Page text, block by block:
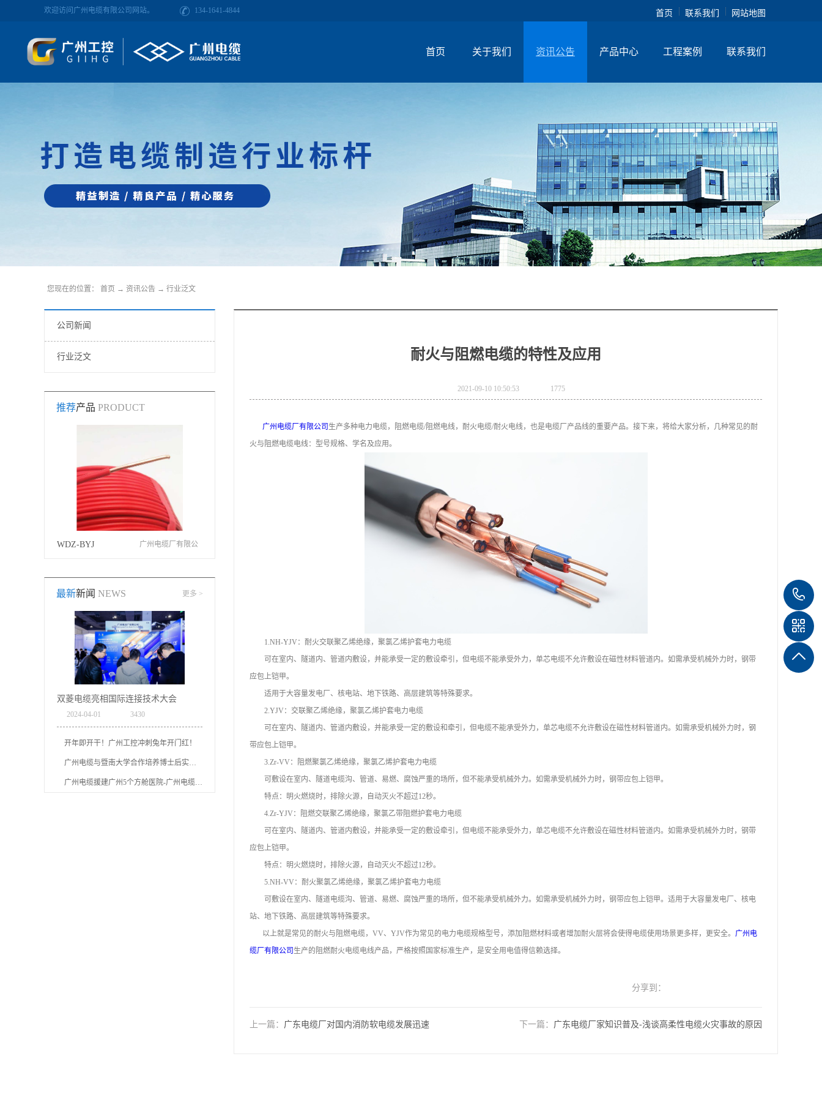
欢迎访问广州电缆有限公司网站。 134-1641-4844 首页 联系我们 网站地图
首页 关于我们 资讯公告 产品中心 工程案例 联系我们
公司新闻
行业泛文
推荐产品 PRODUCT
WDZ-BYJ 广州电缆厂有限公
电线特点：环保产
品，低烟无卤，燃
烧低烟，气体无卤
无毒额定电
压:450/750V规
格:1.5~70mm²
最新新闻 NEWS 更多 >
双菱电缆亮相国际连接技术大会
2024-04-01 3430
开年即开干！广州工控冲刺兔年开门红！
广州电缆与暨南大学合作培养博士后实现“零的突破”
广州电缆援建广州5个方舱医院-广州电缆厂有限公司
您现在的位置： 首页 → 资讯公告 → 行业泛文
耐火与阻燃电缆的特性及应用
2021-09-10 10:50:53 1775
广州电缆厂有限公司 生产多种电力电缆，阻燃电缆/阻燃电线，耐火电缆/耐火电线，也是电缆厂产品线的重要产品。接下来，将给大家分析，几种常见的耐
火与阻燃电缆电线：型号规格、学名及应用。
1.NH-YJV：耐火交联聚乙烯绝缘，聚氯乙烯护套电力电缆
可在室内、隧道内、管道内敷设，并能承受一定的敷设牵引，但电缆不能承受外力，单芯电缆不允许敷设在磁性材料管道内。如需承受机械外力时，钢带
应包上铠甲。
适用于大容量发电厂、核电站、地下铁路、高层建筑等特殊要求。
2.YJV：交联聚乙烯绝缘，聚氯乙烯护套电力电缆
可在室内、隧道内、管道内敷设，并能承受一定的敷设和牵引，但电缆不能承受外力，单芯电缆不允许敷设在磁性材料管道内。如需承受机械外力时，钢
带应包上铠甲。
3.Zr-VV：阻燃聚氯乙烯绝缘，聚氯乙烯护套电力电缆
可敷设在室内、隧道电缆沟、管道、易燃、腐蚀严重的场所，但不能承受机械外力。如需承受机械外力时，钢带应包上铠甲。
特点：明火燃烧时，排除火源，自动灭火不超过12秒。
4.Zr-YJV：阻燃交联聚乙烯绝缘，聚氯乙带阻燃护套电力电缆
可在室内、隧道内、管道内敷设，并能承受一定的敷设牵引，但电缆不能承受外力，单芯电缆不允许敷设在磁性材料管道内。如需承受机械外力时，钢带
应包上铠甲。
特点：明火燃烧时，排除火源，自动灭火不超过12秒。
5.NH-VV：耐火聚氯乙烯绝缘，聚氯乙烯护套电力电缆
可敷设在室内、隧道电缆沟、管道、易燃、腐蚀严重的场所，但不能承受机械外力。如需承受机械外力时，钢带应包上铠甲。适用于大容量发电厂、核电
站、地下铁路、高层建筑等特殊要求。
以上就是常见的耐火与阻燃电缆，VV、YJV作为常见的电力电缆规格型号，添加阻燃材料或者增加耐火层将会使得电缆使用场景更多样，更安全。 广州电
缆厂有限公司 生产的阻燃耐火电缆电线产品，严格按照国家标准生产，是安全用电值得信赖选择。
分享到：
上一篇： 广东电缆厂对国内消防软电缆发展迅速 下一篇： 广东电缆厂家知识普及-浅谈高柔性电缆火灾事故的原因